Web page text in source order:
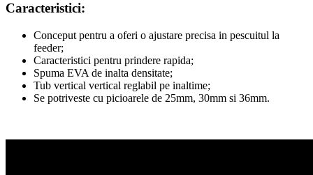
Caracteristici:
Conceput pentru a oferi o ajustare precisa in pescuitul la
feeder;
Caracteristici pentru prindere rapida;
Spuma EVA de inalta densitate;
Tub vertical vertical reglabil pe inaltime;
Se potriveste cu picioarele de 25mm, 30mm si 36mm.